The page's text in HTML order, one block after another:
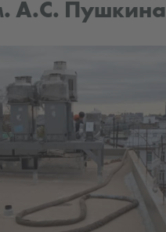
А.С. Пушкина